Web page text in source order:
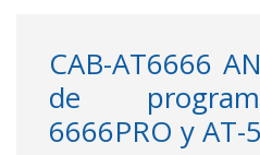
CAB-AT6666
de
6666PRO y AT-